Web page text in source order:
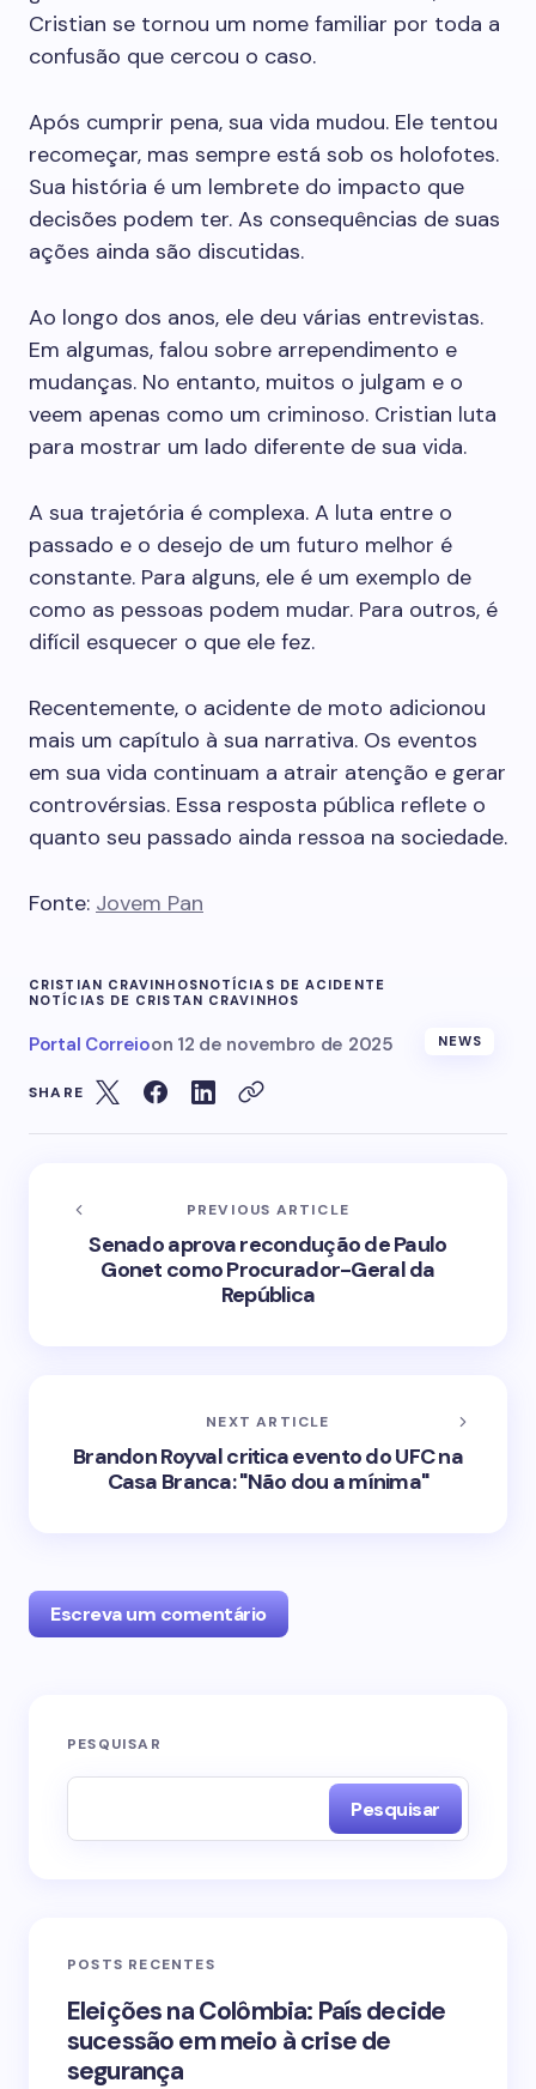
Cristian se tornou um nome familiar por toda a
confusão que cercou o caso.
Após cumprir pena, sua vida mudou. Ele tentou
recomeçar, mas sempre está sob os holofotes.
Sua história é um lembrete do impacto que
decisões podem ter. As consequências de suas
ações ainda são discutidas.
Ao longo dos anos, ele deu várias entrevistas.
Em algumas, falou sobre arrependimento e
mudanças. No entanto, muitos o julgam e o
veem apenas como um criminoso. Cristian luta
para mostrar um lado diferente de sua vida.
A sua trajetória é complexa. A luta entre o
passado e o desejo de um futuro melhor é
constante. Para alguns, ele é um exemplo de
como as pessoas podem mudar. Para outros, é
difícil esquecer o que ele fez.
Recentemente, o acidente de moto adicionou
mais um capítulo à sua narrativa. Os eventos
em sua vida continuam a atrair atenção e gerar
controvérsias. Essa resposta pública reflete o
quanto seu passado ainda ressoa na sociedade.
Fonte: Jovem Pan
CRISTIAN CRAVINHOSNOTÍCIAS DE ACIDENTE
NOTÍCIAS DE CRISTAN CRAVINHOS
Portal Correioon 12 de novembro de 2025 NEWS
SHARE
PREVIOUS ARTICLE
Senado aprova recondução de Paulo
Gonet como Procurador-Geral da
República
NEXT ARTICLE
Brandon Royval critica evento do UFC na
Casa Branca: "Não dou a mínima"
Escreva um comentário
O seu endereço de e-mail não será publicado.
Your Comment *
PESQUISAR
Pesquisar
POSTS RECENTES
Eleições na Colômbia: País decide
sucessão em meio à crise de
segurança